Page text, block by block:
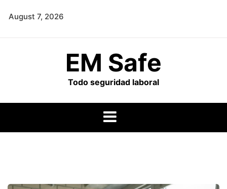
August 7, 2026
EM Safe
Todo seguridad laboral